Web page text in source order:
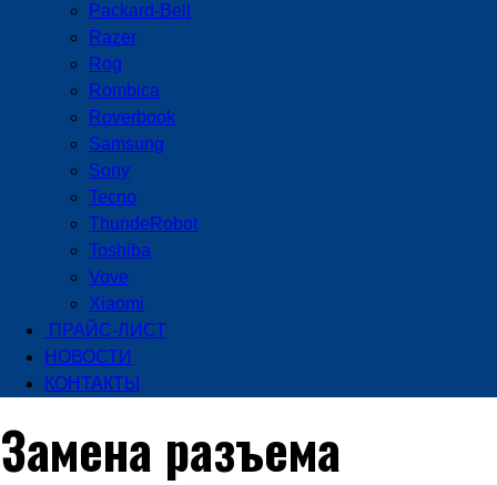
Packard-Bell
Razer
Rog
Rombica
Roverbook
Samsung
Sony
Tecno
ThundeRobot
Toshiba
Vove
Xiaomi
ПРАЙС-ЛИСТ
НОВОСТИ
КОНТАКТЫ
Замена разъема